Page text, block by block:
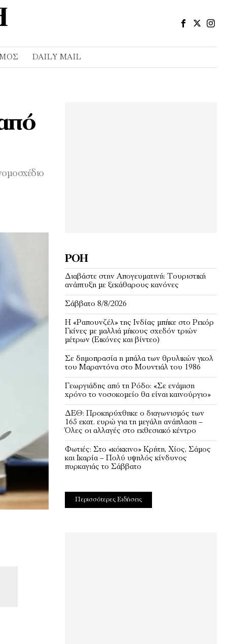
DAILY MAIL
ΡΟΉ
Διαβάστε στην Απογευματινή: Τουριστική
ανάπτυξη με ξεκάθαρους κανόνες
Σάββατο 8/8/2026
Η «Ραπουνζέλ» της Ινδίας μπήκε στο Ρεκόρ
Γκίνες με μαλλιά μήκους σχεδόν τριών
μέτρων (Εικόνες και βίντεο)
Σε δημοπρασία η μπάλα των θρυλικών γκολ
του Μαραντόνα στο Μουντιάλ του 1986
Γεωργιάδης από τη Ρόδο: «Σε ενάμιση
χρόνο το νοσοκομείο θα είναι καινούργιο»
ΔΕΘ: Προκηρύχθηκε ο διαγωνισμός των
165 εκατ. ευρώ για τη μεγάλη ανάπλαση –
Όλες οι αλλαγές στο εκθεσιακό κέντρο
Φωτιές: Στο «κόκκινο» Κρήτη, Χίος, Σάμος
και Ικαρία – Πολύ υψηλός κίνδυνος
πυρκαγιάς το Σάββατο
Περισσότερες Ειδήσεις